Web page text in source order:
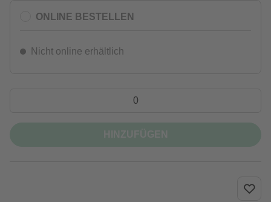
ONLINE BESTELLEN
Nicht online erhältlich